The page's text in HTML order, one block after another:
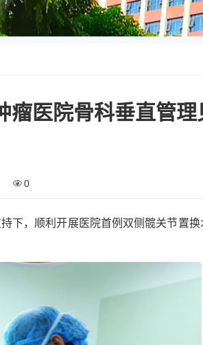
瘤医院骨科垂直管理
0
下，顺利开展医院首例双侧髋关节置换